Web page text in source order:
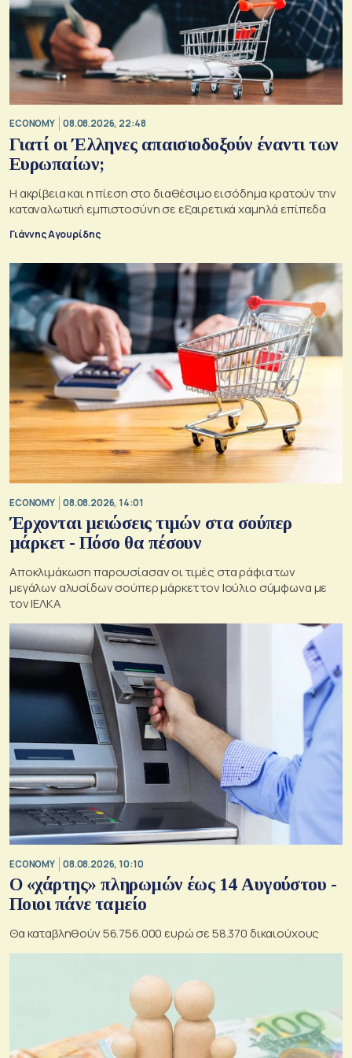
ECONOMY 08.08.2026, 22:48
Γιατί οι Έλληνες απαισιοδοξούν έναντι των
Ευρωπαίων;
Η ακρίβεια και η πίεση στο διαθέσιμο εισόδημα κρατούν την
καταναλωτική εμπιστοσύνη σε εξαιρετικά χαμηλά επίπεδα
Γιάννης Αγουρίδης
ECONOMY 08.08.2026, 14:01
Έρχονται μειώσεις τιμών στα σούπερ
μάρκετ - Πόσο θα πέσουν
Αποκλιμάκωση παρουσίασαν οι τιμές στα ράφια των
μεγάλων αλυσίδων σούπερ μάρκετ τον Ιούλιο σύμφωνα με
τον ΙΕΛΚΑ
ECONOMY 08.08.2026, 10:10
Ο «χάρτης» πληρωμών έως 14 Αυγούστου -
Ποιοι πάνε ταμείο
Θα καταβληθούν 56.756.000 ευρώ σε 58.370 δικαιούχους